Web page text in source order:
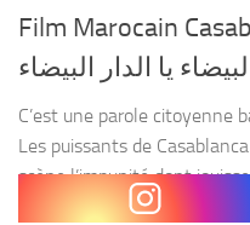
Film Marocain
يا الدار البيضاء
C’est une parole citoyenne
Les puissants de
scène l’impunité dont
placent au dessus des lois....